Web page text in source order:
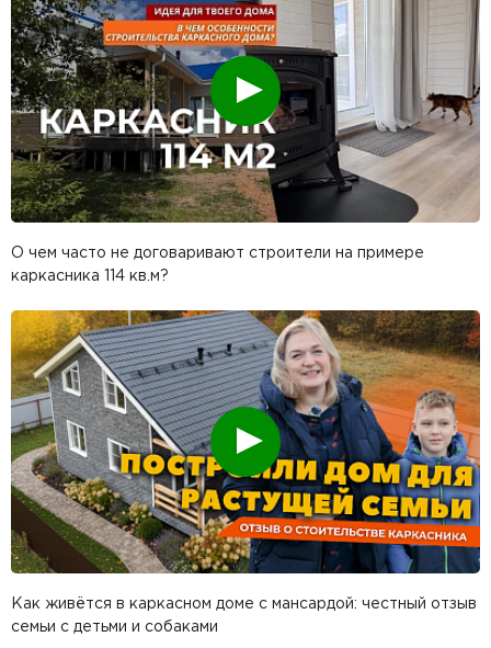
Смотреть
О чем часто не договаривают строители на примере
каркасника 114 кв.м?
Смотреть
Как живётся в каркасном доме с мансардой: честный отзыв
семьи с детьми и собаками